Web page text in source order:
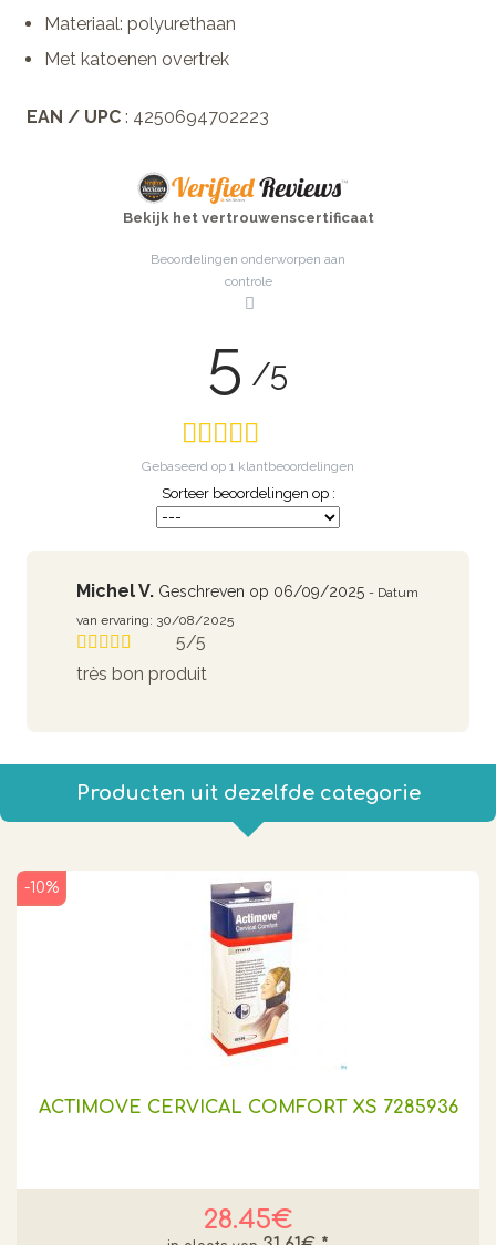
Materiaal: polyurethaan
Met katoenen overtrek
EAN / UPC : 4250694702223
Bekijk het vertrouwenscertificaat
Beoordelingen onderworpen aan
controle
5 /5
Gebaseerd op 1 klantbeoordelingen
Sorteer beoordelingen op :
Michel V. Geschreven op 06/09/2025 - Datum
van ervaring: 30/08/2025
5/5
très bon produit
Producten uit dezelfde categorie
ACTIMOVE CERVICAL COMFORT XS 7285936
28.45€
-10%